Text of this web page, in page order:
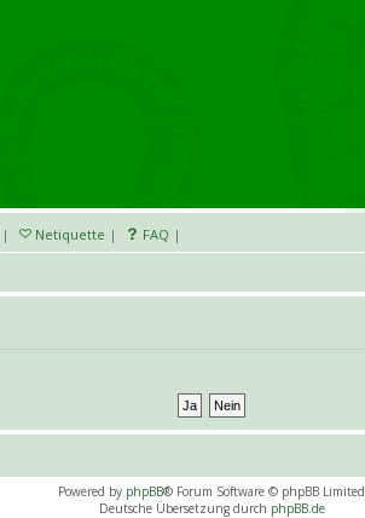
| Netiquette | FAQ |
Powered by phpBB® Forum Software © phpBB Limited
Deutsche Übersetzung durch phpBB.de